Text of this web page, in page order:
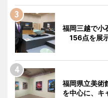
福岡三越で小
156点を展
福岡県立美
を中心に、キ